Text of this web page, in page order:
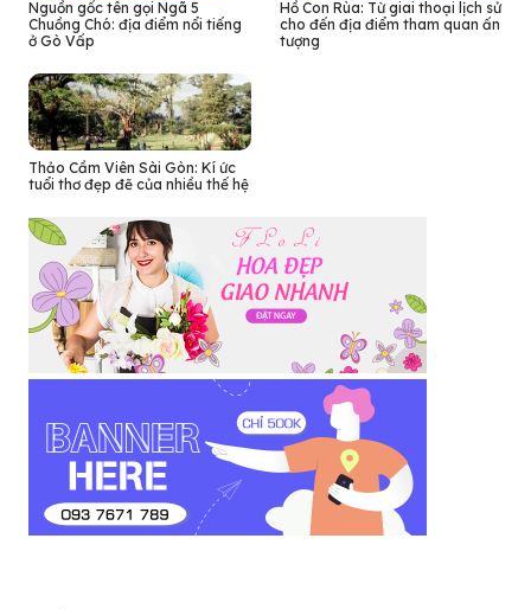
Nguồn gốc tên gọi Ngã 5
Chuồng Chó: địa điểm nổi tiếng
ở Gò Vấp
Hồ Con Rùa: Từ giai thoại lịch sử
cho đến địa điểm tham quan ấn
tượng
Thảo Cầm Viên Sài Gòn: Kí ức
tuổi thơ đẹp đẽ của nhiều thế hệ